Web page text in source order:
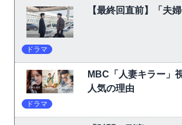
【最終回直前】「夫
ドラマ
MBC「人妻キラー」
人気の理由
ドラマ